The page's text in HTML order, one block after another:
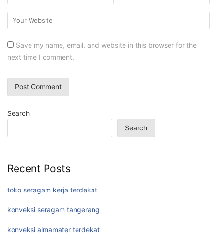
Save my name, email, and website in this browser for the
next time I comment.
Search
Search
Recent Posts
toko seragam kerja terdekat
konveksi seragam tangerang
konveksi almamater terdekat